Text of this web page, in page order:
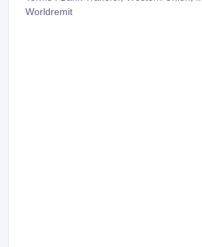
Worldremit